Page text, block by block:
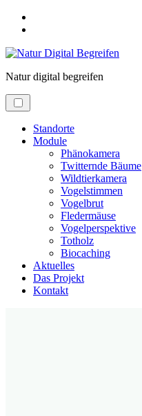
menu
main
Naturdigital begreifen
Standorte
Module
Phänokamera
Twitternde Bäume
Wildtierkamera
Vogelstimmen
Vogelbrut
Fledermäuse
Vogelperspektive
Totholz
Biocaching
Aktuelles
Das Projekt
Kontakt